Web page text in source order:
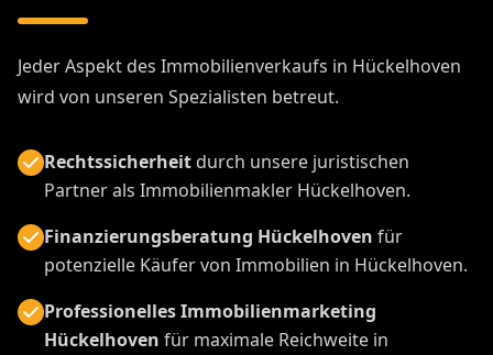
Jeder Aspekt des Immobilienverkaufs in Hückelhoven
wird von unseren Spezialisten betreut.
Rechtssicherheitdurch unsere juristischen
Partner als Immobilienmakler Hückelhoven.
Finanzierungsberatung Hückelhoven für
potenzielle Käufer von Immobilien in Hückelhoven.
Professionelles Immobilienmarketing
Hückelhoven für maximale Reichweite in